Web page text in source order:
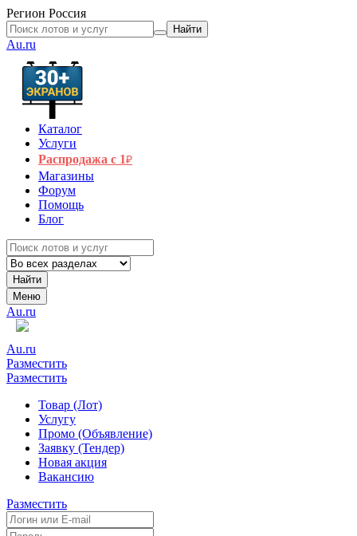
Регион Россия
Найти
Au.ru
Каталог
Услуги
Распродажа с 1₽
Магазины
Форум
Помощь
Блог
Найти
Меню
Au.ru
Au.ru
Разместить
Разместить
Товар (Лот)
Услугу
Промо (Объявление)
Заявку (Тендер)
Новая акция
Вакансию
Разместить